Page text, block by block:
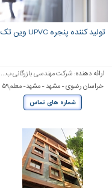
تولید کننده پنجره UPVC وین تک
ارائه دهنده: شرکت مهندسی بازرگانی ب...
خراسان رضوی - مشهد - مشهد- معلم۵۹
شماره های تماس